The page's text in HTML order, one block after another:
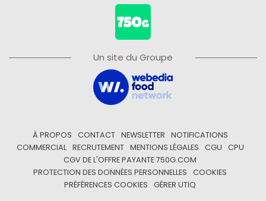
Un site du Groupe
À PROPOS CONTACT NEWSLETTER
NOTIFICATIONS
COMMERCIAL
RECRUTEMENT MENTIONS LÉGALES CGU
CPU
CGV DE L'OFFRE PAYANTE 750G.COM
PROTECTION DES DONNÉES PERSONNELLES
COOKIES
PRÉFÉRENCES COOKIES
GÉRER UTIQ